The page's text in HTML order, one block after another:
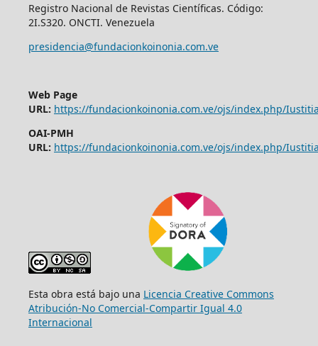
Registro Nacional de Revistas Científicas. Código:
2I.S320. ONCTI. Venezuela
presidencia@fundacionkoinonia.com.ve
Web Page
URL: https://fundacionkoinonia.com.ve/ojs/index.php/
OAI-PMH
URL: https://fundacionkoinonia.com.ve/ojs/index.php/
Esta obra está bajo una Licencia Creative Commons
Atribución-No Comercial-Compartir Igual 4.0
Internacional